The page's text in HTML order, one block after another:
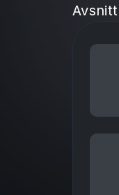
Avsnitt